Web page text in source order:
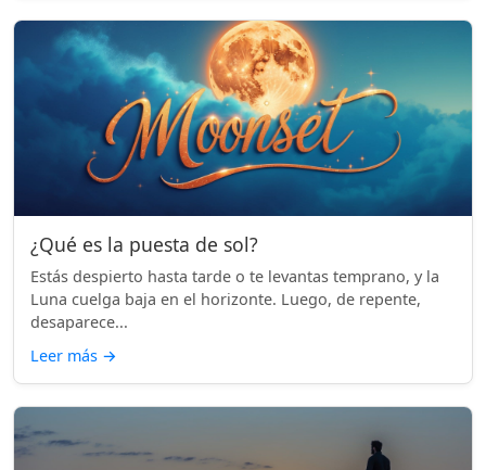
¿Qué es la puesta de sol?
Estás despierto hasta tarde o te levantas temprano, y la
Luna cuelga baja en el horizonte. Luego, de repente,
desaparece...
Leer más →